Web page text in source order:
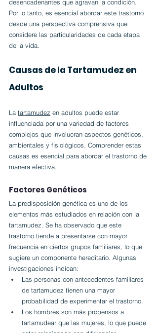
desencadenantes que agravan la condición.
Por lo tanto, es esencial abordar este trastorno
desde una perspectiva comprensiva que
considere las particularidades de cada etapa
de la vida.
Causas de la Tartamudez en
Adultos
La tartamudez en adultos puede estar
influenciada por una variedad de factores
complejos que involucran aspectos genéticos,
ambientales y fisiológicos. Comprender estas
causas es esencial para abordar el trastorno de
manera efectiva.
Factores Genéticos
La predisposición genética es uno de los
elementos más estudiados en relación con la
tartamudez. Se ha observado que este
trastorno tiende a presentarse con mayor
frecuencia en ciertos grupos familiares, lo que
sugiere un componente hereditario. Algunas
investigaciones indican:
Las personas con antecedentes familiares
de tartamudez tienen una mayor
probabilidad de experimentar el trastorno.
Los hombres son más propensos a
tartamudear que las mujeres, lo que puede